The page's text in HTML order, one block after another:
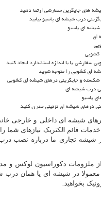
های جایگزین سفارشی ارتقا دهید
درب شیشه ای پاسیو بیابید
ای پاسیو
ای
کشویی
یا با اندازه استاندارد ایجاد کنید
ای کشویی را متوجه شوید
و جایگزینی درهای شیشه ای کشویی
درب شیشه ای
پاسیو
درهای شیشه ای تزئینی مدرن کنید
شیشه ای داخلی و خارجی
خدمات قائم الکتریک نیازهای
شیشه تجاری ما درباره نصب
ملزومات دکوراسیون لوکس و
معمولا در شیشه ای یا همان
بخواهید.